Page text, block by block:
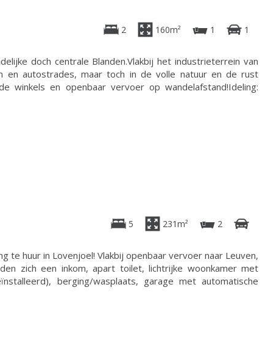
2 160m² 1 1
doch centrale Blanden.Vlakbij het industrieterrein van
en autostrades, maar toch in de volle natuur en de rust
winkels en openbaar vervoer op wandelafstand!Ideling:
5 231m² 2
te huur in Lovenjoel! Vlakbij openbaar vervoer naar Leuven,
zich een inkom, apart toilet, lichtrijke woonkamer met
berging/wasplaats, garage met automatische